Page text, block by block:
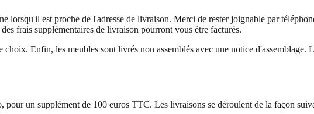
lorsqu'il est proche de l'adresse de livraison. Merci de rester joignable par
frais supplémentaires de livraison pourront vous être facturés.
Enfin, les meubles sont livrés non assemblés avec une notice d'assemblage.
un supplément de 100 euros TTC. Les livraisons se déroulent de la façon